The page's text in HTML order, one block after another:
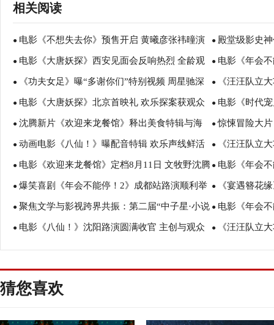
相关阅读
● 电影《不想失去你》预售开启 黄曦彦张祎曈演
绎市井烟火里的纯粹爱恋
● 殿堂级影史
首登内地影院
● 电影《大唐妖探》西安见面会反响热烈 全龄观
众共赏机关长安城
● 电影《年会
谈会深度研讨
● 《功夫女足》曝“多谢你们”特别视频 周星驰深
情致谢观众 岁月沉淀不灭初心
● 《汪汪队立
影院陪孩子过
● 电影《大唐妖探》北京首映礼 欢乐探案获观众
盛赞：“夯！”
● 电影《时代
诠释爱与宽恕
● 沈腾新片《欢迎来龙餐馆》释出美食特辑与海
报 烟火气中见人情温暖
●惊悚冒险大
瑟薇直面恐龙
● 动画电影《八仙！》曝配音特辑 欢乐声线鲜活
塑造凡人八仙群像
● 《汪汪队立
暑假亲子观影
● 电影《欢迎来龙餐馆》定档8月11日 文牧野沈腾
蒋奇明带中餐闯中东
● 电影《年会
场爆笑不停共
● 爆笑喜剧《年会不能停！2》成都站路演顺利举
行 张若昀白客爆笑整活走心输出
● 《宴遇簪花
美食
● 聚焦文学与影视跨界共振：第二届“中子星·小说
月报影视改编价值潜力榜”在盐城揭晓
● 电影《年会
创解读分享更
● 电影《八仙！》沈阳路演圆满收官 主创与观众
互赠“东北特色”惊喜
● 《汪汪队立
评如潮线下人
猜您喜欢